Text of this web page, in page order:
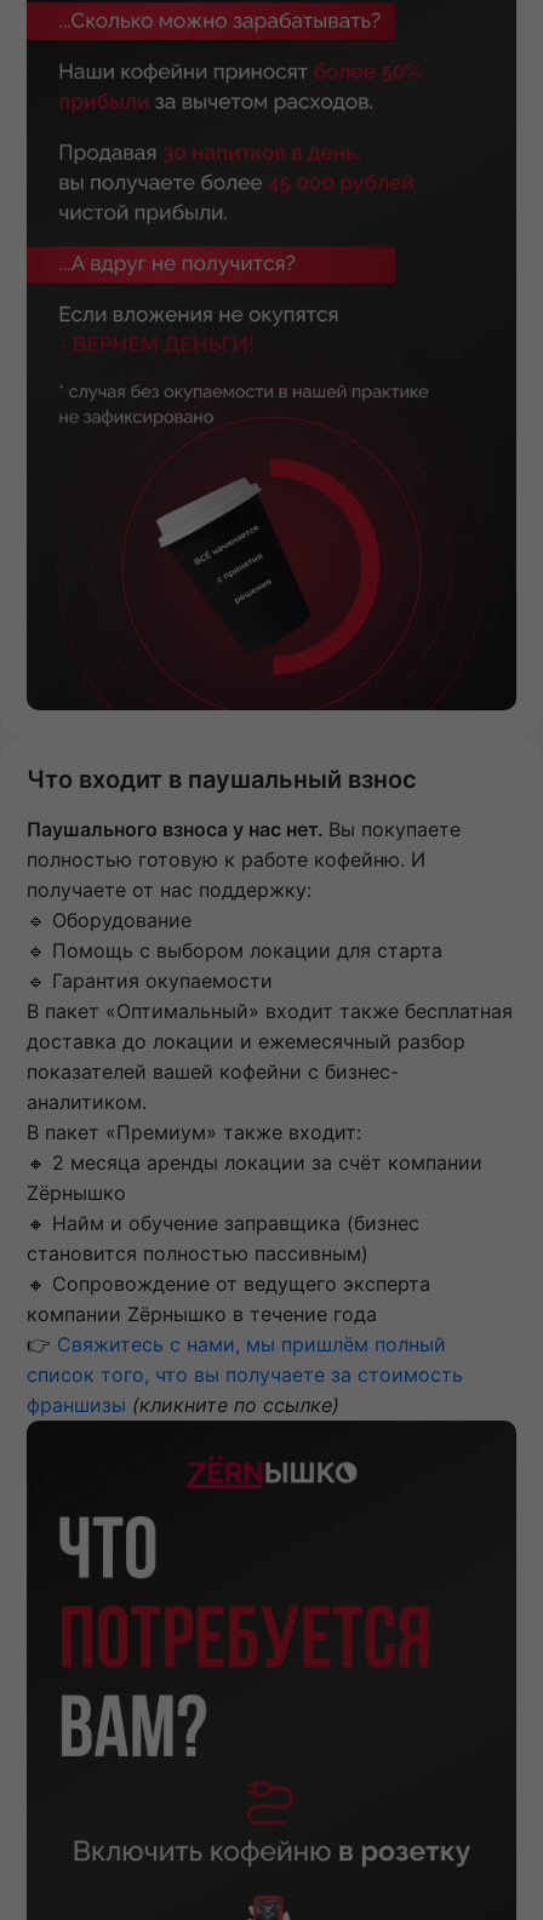
Что входит в паушальный взнос
Паушального взноса у нас нет. Вы покупаете
полностью готовую к работе кофейню. И
получаете от нас поддержку:
🔹 Оборудование
🔹 Помощь с выбором локации для старта
🔹 Гарантия окупаемости
В пакет «Оптимальный» входит также бесплатная
доставка до локации и ежемесячный разбор
показателей вашей кофейни с бизнес-
аналитиком.
В пакет «Премиум» также входит:
🔸 2 месяца аренды локации за счёт компании
Zёрнышко
🔸 Найм и обучение заправщика (бизнес
становится полностью пассивным)
🔸 Сопровождение от ведущего эксперта
компании Zёрнышко в течение года
👉 Свяжитесь с нами, мы пришлём полный
список того, что вы получаете за стоимость
франшизы (кликните по ссылке)